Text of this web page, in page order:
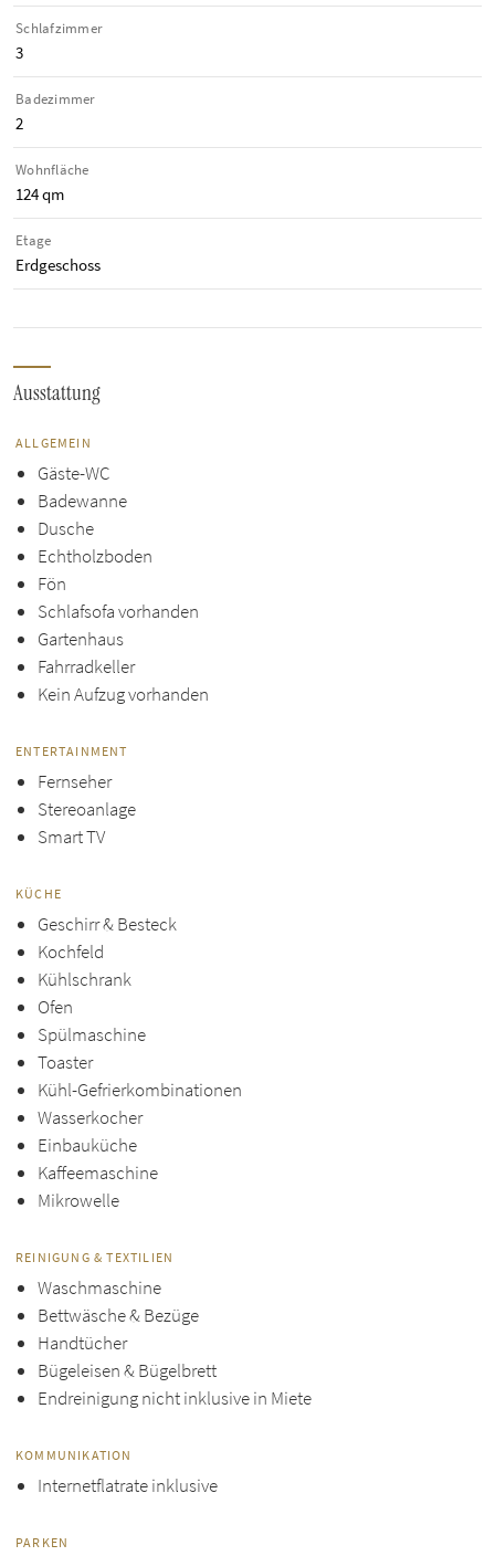
Schlafzimmer
3
Badezimmer
2
Wohnfläche
124 qm
Etage
Erdgeschoss
Ausstattung
ALLGEMEIN
Gäste-WC
Badewanne
Dusche
Echtholzboden
Fön
Schlafsofa vorhanden
Gartenhaus
Fahrradkeller
Kein Aufzug vorhanden
ENTERTAINMENT
Fernseher
Stereoanlage
Smart TV
KÜCHE
Geschirr & Besteck
Kochfeld
Kühlschrank
Ofen
Spülmaschine
Toaster
Kühl-Gefrierkombinationen
Wasserkocher
Einbauküche
Kaffeemaschine
Mikrowelle
REINIGUNG & TEXTILIEN
Waschmaschine
Bettwäsche & Bezüge
Handtücher
Bügeleisen & Bügelbrett
Endreinigung nicht inklusive in Miete
KOMMUNIKATION
Internetflatrate inklusive
PARKEN